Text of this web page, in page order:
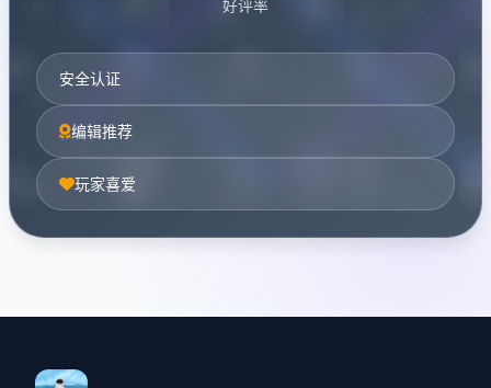
好评率
安全认证
编辑推荐
玩家喜爱